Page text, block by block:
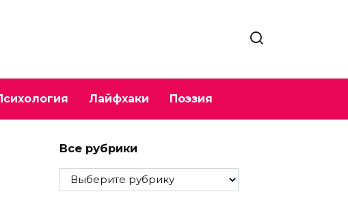
Лайфхаки Поэзия
Все рубрики
Все
рубрики